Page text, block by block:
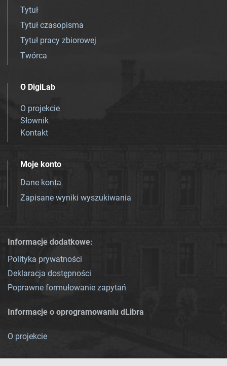
Tytuł
Tytuł czasopisma
Tytuł pracy zbiorowej
Twórca
O DigiLab
O projekcie
Słownik
Kontakt
Moje konto
Dane konta
Zapisane wyniki wyszukiwania
Informacje dodatkowe:
Polityka prywatności
Deklaracja dostępności
Poprawne formułowanie zapytań
Informacje o oprogramowaniu dLibra
O projekcie